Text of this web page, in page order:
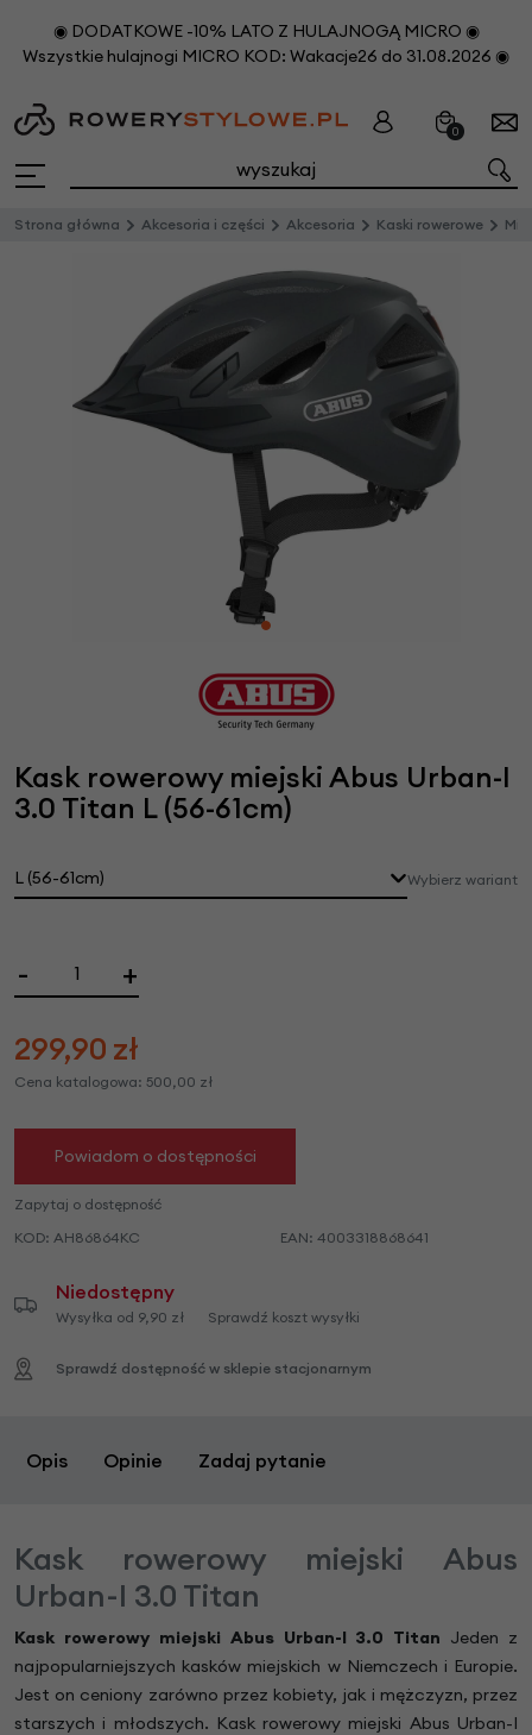
◉ DODATKOWE -10% LATO Z HULAJNOGĄ MICRO ◉
Wszystkie hulajnogi MICRO KOD: Wakacje26 do 31.08.2026 ◉
0
Strona główna Akcesoria i części Akcesoria Kaski rowerowe
Kask rowerowy miejski Abus Urban-I
3.0 Titan L (56-61cm)
L (56-61cm) Wybierz wariant
- +
299,90 zł
Cena katalogowa: 500,00 zł
Powiadom o dostępności
Zapytaj o dostępność
KOD: AH86864KC EAN: 4003318868641
Niedostępny
Wysyłka od 9,90 zł Sprawdź koszt wysyłki
Sprawdź dostępność w sklepie stacjonarnym
Opis Opinie Zadaj pytanie
Kask rowerowy miejski Abus
Urban-I 3.0 Titan
Kask rowerowy miejski Abus Urban-I 3.0 Titan Jeden z
najpopularniejszych kasków miejskich w Niemczech i Europie.
Jest on ceniony zarówno przez kobiety, jak i mężczyzn, przez
starszych i młodszych. Kask rowerowy miejski Abus Urban-I